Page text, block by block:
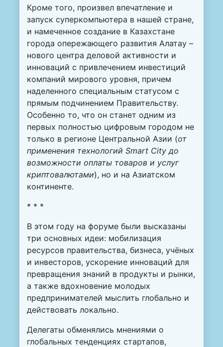
Кроме того, произвел впечатление и
запуск суперкомпьютера в нашей стране,
и намеченное создание в Казахстане
города опережающего развития Алатау –
нового центра деловой активности и
инноваций с привлечением инвестиций
компаний мирового уровня, причем
наделенного специальным статусом с
прямым подчинением Правительству.
Особенно то, что он станет одним из
первых полностью цифровым городом не
только в регионе Центральной Азии (от
применения технологий Smart City до
возможности оплаты товаров и услуг
криптовалютами), но и на Азиатском
континенте.
* * *
В этом году на форуме были высказаны
три основных идеи: мобилизация
ресурсов правительства, бизнеса, учёных
и инвесторов, ускорение инноваций для
превращения знаний в продукты и рынки,
а также вдохновение молодых
предпринимателей мыслить глобально и
действовать локально.
Делегаты обменялись мнениями о
глобальных тенденциях стартапов,